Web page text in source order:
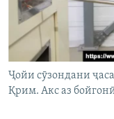
Ҷойи сӯзондани
Қрим. Акс аз